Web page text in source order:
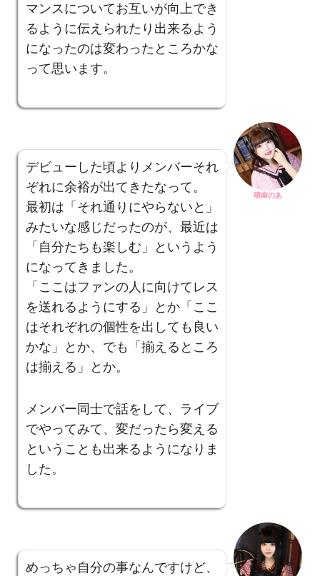
マンスについてお互いが向上でき
るように伝えられたり出来るよう
になったのは変わったところかな
って思います。
デビューした頃よりメンバーそれ
ぞれに余裕が出てきたなって。
最初は「それ通りにやらないと」
みたいな感じだったのが、最近は
「自分たちも楽しむ」というよう
になってきました。
「ここはファンの人に向けてレス
を送れるようにする」とか「ここ
はそれぞれの個性を出しても良い
かな」とか、でも「揃えるところ
は揃える」とか。
メンバー同士で話をして、ライブ
でやってみて、変だったら変える
ということも出来るようになりま
した。
萌南のあ
めっちゃ自分の事なんですけど、